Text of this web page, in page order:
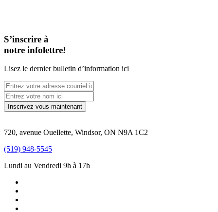
S’inscrire à
notre infolettre!
Lisez le dernier bulletin d’information ici
720, avenue Ouellette, Windsor, ON N9A 1C2
(519) 948-5545
Lundi au Vendredi 9h à 17h